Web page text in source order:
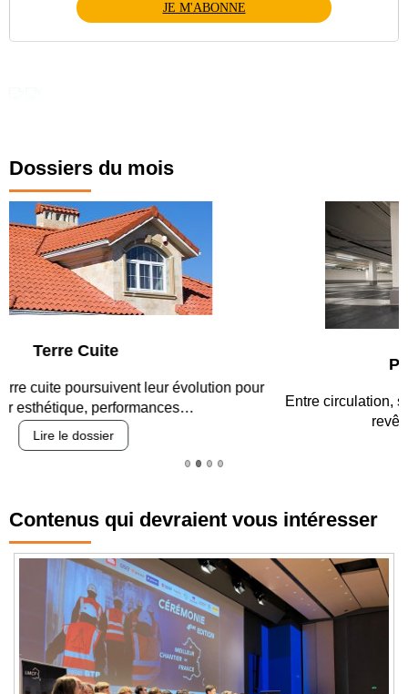
JE M'ABONNE
Dossiers du mois
Entre circulation, sécurisation des accès, durabilité des
revêtements et intégration…
Contenus qui devraient vous intéresser